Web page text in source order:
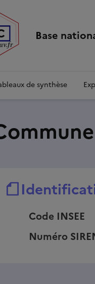
v.fr
Base
de synthèse
Code INSEE
Numéro